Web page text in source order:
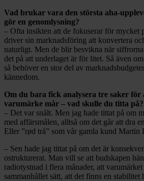
Vad brukar vara den största aha-
gör en genomlysning?
– Ofta insikten att de fokuserar för mycket
driver sin marknadsföring att konvertera
naturligt. Men de blir besvikna när
det på att underlaget är för litet. Så även
så behöver en stor del av
kännedom.
Om du bara fick analysera tre saker för
varumärke mår – vad skulle du titta på?
– Det var snålt. Men jag hade tittat på om
med affärsmålen, alltså om det går att dra
Eller ”rød trå” som vår gamla kund Martin
– Sen hade jag tittat på om det är
ostrukturerat. Man vill se att budskapen
radiotystnad i flera månader, att varumärket
sammanhållet sätt, att det finns en stabilitet